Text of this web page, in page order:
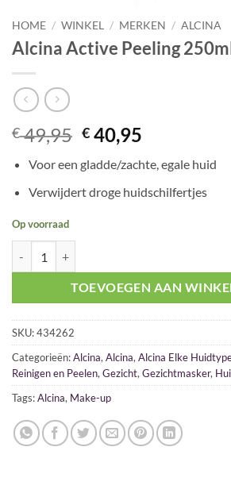
HOME / WINKEL / MERKEN / ALCINA
Alcina Active Peeling
€49,95 Oorspronkelijke
prijs
was:
€ 49,95.
€ 40,95
is:
€ 40,95.
Voor een gladde/zachte, egale huid
Verwijdert droge huidschilfertjes
Op voorraad
TOEVOEGEN AAN
SKU:434262
Categorieën:Alcina, Alcina, Alcina Elke
Reinigen en Peelen, Gezicht, Gezichtmasker,
Tags:Alcina, Make-up